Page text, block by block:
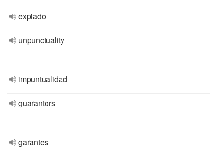
expiado
unpunctuality
impuntualidad
guarantors
garantes